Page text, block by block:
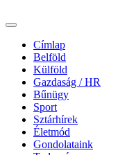
Címlap
Belföld
Külföld
Gazdaság / HR
Bűnügy
Sport
Sztárhírek
Életmód
Gondolataink